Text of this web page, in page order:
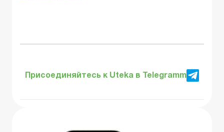
Присоединяйтесь к Uteka в Telegramm